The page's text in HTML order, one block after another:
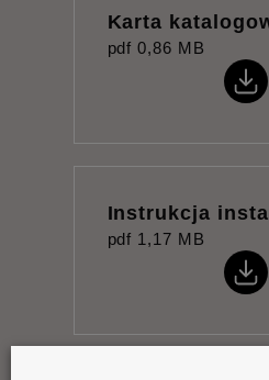
Karta
pdf 0,86 MB
Instrukcja
pdf 1,17 MB